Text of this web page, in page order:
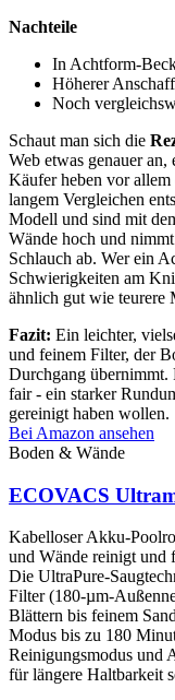
Nachteile
In Achtform-
Höherer
Noch
Schaut man sich die
Web etwas genauer
Käufer heben vor
langem Vergleichen
Modell und sind mit
Wände hoch und
Schlauch ab. Wer ein
Schwierigkeiten am
ähnlich gut wie teurere
Fazit: Ein leichter,
und feinem Filter, der
Durchgang übernimmt.
fair - ein starker
gereinigt haben wollen.
Bei Amazon ansehen
Boden & Wände
ECOVACS
Kabelloser Akku-
und Wände reinigt und
Die UltraPure-
Filter (180-µm-
Blättern bis feinem
Modus bis zu 180
Reinigungsmodus und
für längere Haltbarkeit